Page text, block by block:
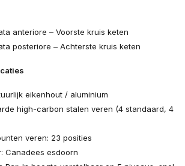
anteriore – Voorste kruis keten
posteriore – Achterste kruis keten
eikenhout / aluminium
high-carbon stalen veren (4 standaard, 4
veren: 23 posities
Canadees esdoorn